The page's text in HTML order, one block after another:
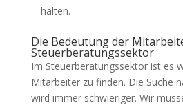
halten.
Die Bedeutung der
Steuerberatungssektor
Im Steuerberatungssektor ist es
Mitarbeiter zu finden. Die Suche
wird immer schwieriger. Wir